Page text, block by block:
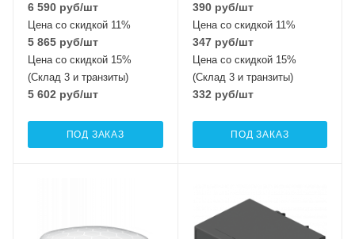
6 590 руб/шт
Цена со скидкой 11%
5 865 руб/шт
Цена со скидкой 15%
(Склад 3 и транзиты)
5 602 руб/шт
ПОД ЗАКАЗ
390руб/шт
Цена со скидкой 11%
347руб/шт
Цена со скидкой 15%
(Склад 3 и транзиты)
332 руб/шт
ПОД ЗАКАЗ